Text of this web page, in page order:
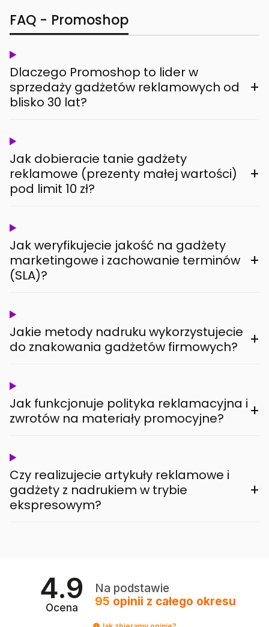
FAQ - Promoshop
Dlaczego Promoshop to lider w
sprzedaży gadżetów reklamowych od
blisko 30 lat?
+
Jak dobieracie tanie gadżety
reklamowe (prezenty małej wartości)
pod limit 10 zł?
+
Jak weryfikujecie jakość na gadżety
marketingowe i zachowanie terminów
(SLA)?
+
Jakie metody nadruku wykorzystujecie
do znakowania gadżetów firmowych?
+
Jak funkcjonuje polityka reklamacyjna i
zwrotów na materiały promocyjne?
+
Czy realizujecie artykuły reklamowe i
gadżety z nadrukiem w trybie
ekspresowym?
+
4.9
Ocena
Na podstawie
95 opinii z całego okresu